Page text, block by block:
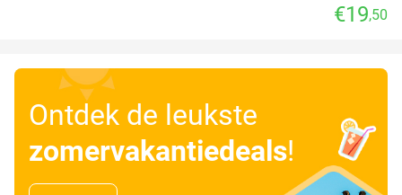
€19,50
Ontdek de leukste
zomervakantiedeals!